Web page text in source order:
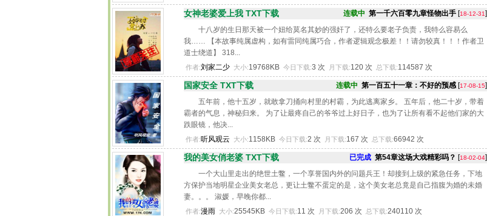
女神老婆爱上我 TXT下载 连载中 第一千六百零九章怪物出手 [18-12-31]
十八岁的生日那天被一个妞给莫名其妙的强奸了，还特么要老子负责，我特么容易么
我…… 【本故事纯属虚构，如有雷同纯属巧合，作者逻辑观念极差！！请勿较真！！！作者卫
道士绕道】 318...
作者:刘家二少 大小:19768KB 今日下载:3 次 月下载:120 次 总下载:114587 次
国家安全 TXT下载 连载中 第一百五十一章：不好的预感 [17-08-15]
五年前，他十五岁，就敢拿刀捅向村里的村霸，为此逃离家乡。 五年后，他二十岁，带着
霸者的气息，神秘归来。 为了让最疼自己的爷爷过上好日子，也为了让所有看不起他们家的大
跌眼镜，他决...
作者:听风观云 大小:1158KB 今日下载:2 次 月下载:167 次 总下载:66942 次
我的美女俏老婆 TXT下载 已完成 第54章这场大戏精彩吗？ [18-02-04]
一个大山里走出的绝世土鳖，一个享誉国内外的问题兵王！却接到上级的紧急任务，下地
方保护当地明星企业美女老总，更让土鳖不蛋定的是，这个美女老总竟是自己指腹为婚的未婚
妻。。。 淑媛，早晚你都...
作者:漫雨 大小:25545KB 今日下载:11 次 月下载:206 次 总下载:240110 次